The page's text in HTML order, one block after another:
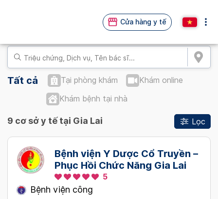
Cửa hàng y tế
Tất cả Tại phòng khám
Khám online
Khám bệnh tại nhà
Lọc
9 cơ sở y tế tại Gia Lai
Bệnh viện Y Dược Cổ Truyền –
Phục Hồi Chức Năng Gia Lai
5
Bệnh viện công